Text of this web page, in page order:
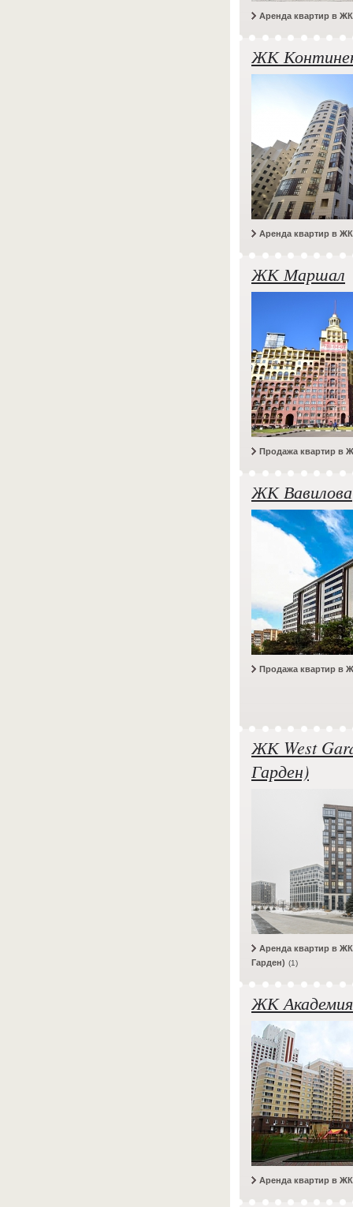
Аренда квартир в
ЖК
Аренда квартир в
ЖК Маршал
Продажа квартир в
ЖК Вавилова
Продажа квартир в
ЖК West
Гарден)
Аренда квартир в
Гарден) (1)
ЖК
Аренда квартир в